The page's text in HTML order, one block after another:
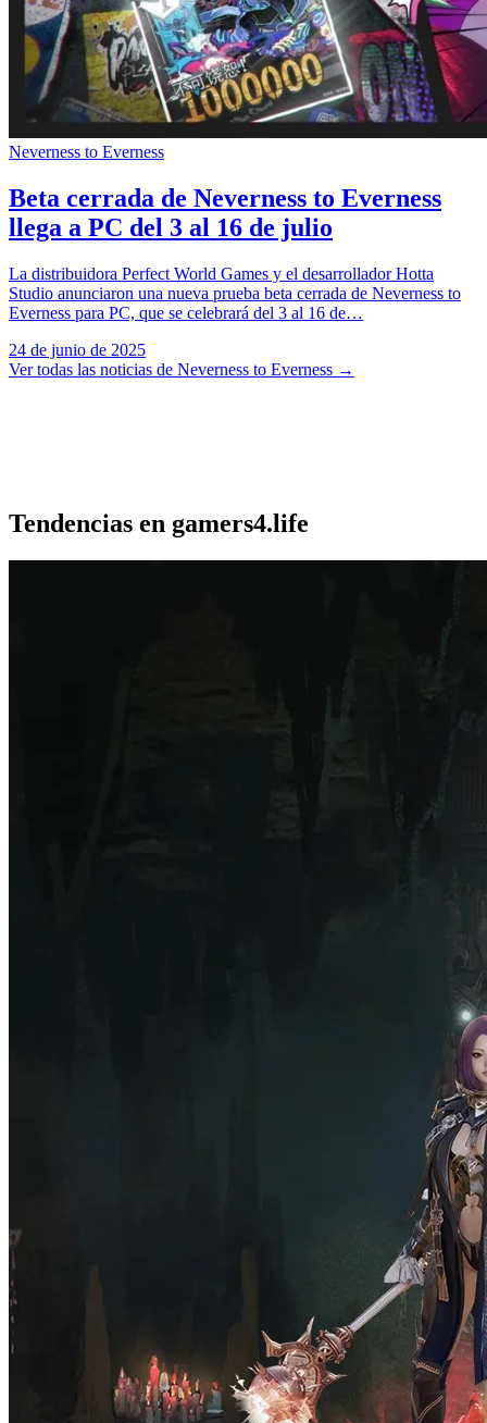
Neverness to Everness
Beta cerrada de Neverness to Everness
llega a PC del 3 al 16 de julio
La distribuidora Perfect World Games y el desarrollador Hotta
Studio anunciaron una nueva prueba beta cerrada de Neverness to
Everness para PC, que se celebrará del 3 al 16 de…
24 de junio de 2025
Ver todas las noticias de Neverness to Everness →
Tendencias en gamers4.life